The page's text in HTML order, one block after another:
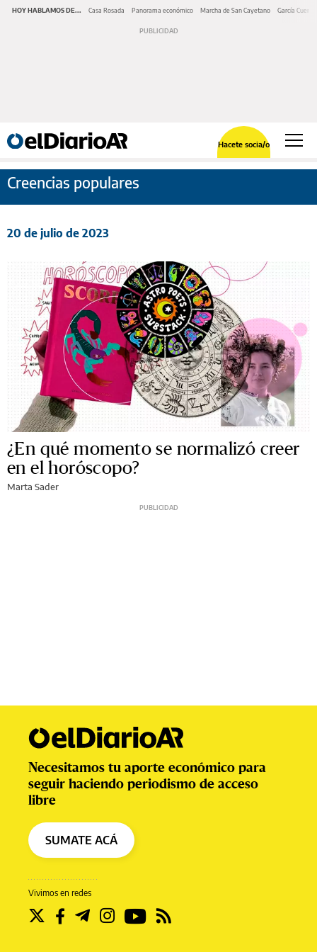
HOY HABLAMOS DE... Casa Rosada Panorama económico Marcha de San Cayetano García Cuerva
Hacete socia/o
Creencias populares
20 de julio de 2023
¿En qué momento se normalizó creer
en el horóscopo?
Marta Sader
Vivimos en redes
Necesitamos tu aporte económico para
seguir haciendo periodismo de acceso
libre
SUMATE ACÁ